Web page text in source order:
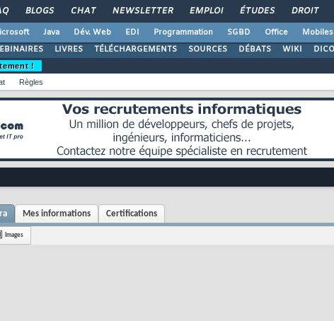
BLOGS CHAT NEWSLETTER EMPLOI ÉTUDES DROIT
Java Dév. Web EDI Programmation SGBD Office Mobiles
LIVRES TÉLÉCHARGEMENTS SOURCES DÉBATS WIKI DICO
!
Règles
Mes informations Certifications
Images